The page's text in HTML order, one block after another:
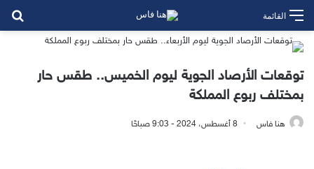
القائمة
توقعات الأرصاد الجوية ليوم الخميس.. طقس حار
بمختلف ربوع المملكة
هنا فاس 8 أغسطس، 2024 - 9:03 صباحًا